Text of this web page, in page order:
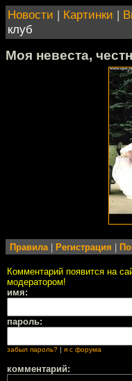
Новости | Картинки |
клуб
Моя невеста,
Правила Регистрация
Комментарий появится на
модератором!
имя:
пароль:
забыл пароль? | я с форума
комментарий: